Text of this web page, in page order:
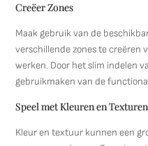
Creëer Zones
Maak gebruik van de
verschillende zones te creëren
werken. Door het slim indelen
gebruikmaken van de
Speel met Kleuren en Texturen
Kleur en textuur kunnen een